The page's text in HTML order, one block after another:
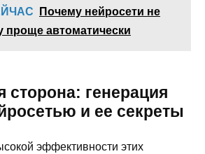
Почему нейросети не
проще автоматически
сторона: генерация
и ее секреты
эффективности этих